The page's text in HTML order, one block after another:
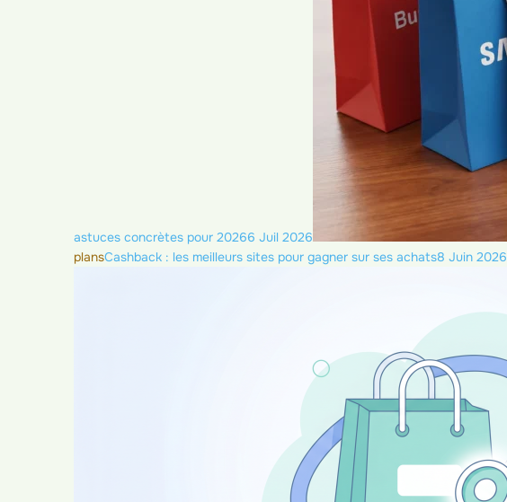
astuces concrètes pour 20266 Juil 2026
plansCashback : les meilleurs sites pour gagner sur ses achats8 Juin 2026